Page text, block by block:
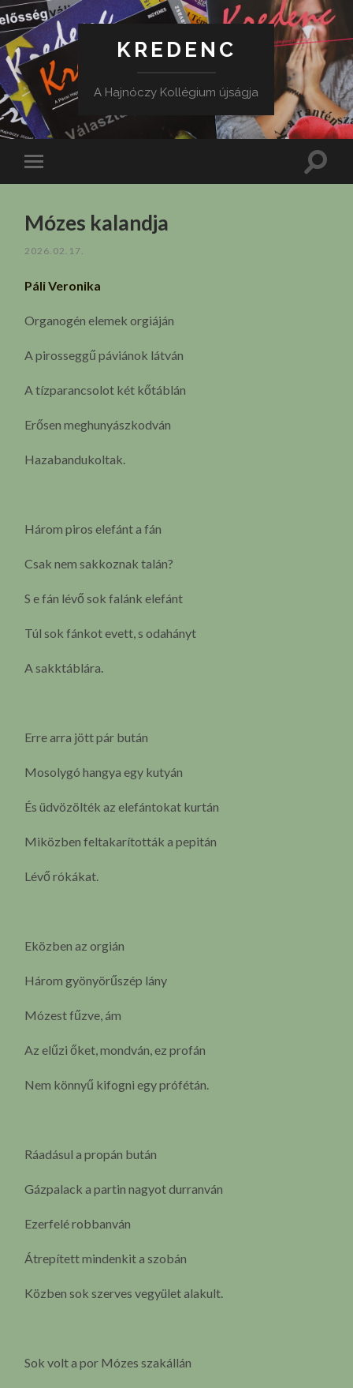
KREDENC
A Hajnóczy Kollégium újságja
Toggle
mobile
Toggle
Mózes kalandja
2026.02.17.
Páli Veronika
Organogén elemek orgiáján
A pirosseggű páviánok látván
A tízparancsolot két kőtáblán
Erősen meghunyászkodván
Hazabandukoltak.
Három piros elefánt a fán
Csak nem sakkoznak talán?
S e fán lévő sok falánk elefánt
Túl sok fánkot evett, s odahányt
A sakktáblára.
Erre arra jött pár bután
Mosolygó hangya egy kutyán
És üdvözölték az elefántokat kurtán
Miközben feltakarították a pepitán
Lévő rókákat.
Eközben az orgián
Három gyönyörűszép lány
Mózest fűzve, ám
Az elűzi őket, mondván, ez profán
Nem könnyű kifogni egy prófétán.
Ráadásul a propán bután
Gázpalack a partin nagyot durranván
Ezerfelé robbanván
Átrepített mindenkit a szobán
Közben sok szerves vegyület alakult.
Sok volt a por Mózes szakállán